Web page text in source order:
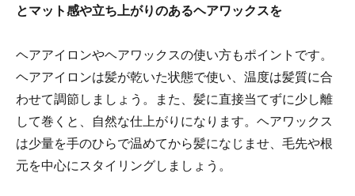
とマット感や立ち上がりのあるヘアワックスを
ヘアアイロンやヘアワックスの使い方もポイントです。
ヘアアイロンは髪が乾いた状態で使い、温度は髪質に合
わせて調節しましょう。また、髪に直接当てずに少し離
して巻くと、自然な仕上がりになります。ヘアワックス
は少量を手のひらで温めてから髪になじませ、毛先や根
元を中心にスタイリングしましょう。